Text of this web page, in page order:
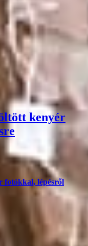
kenyér
fotókkal, lépésről